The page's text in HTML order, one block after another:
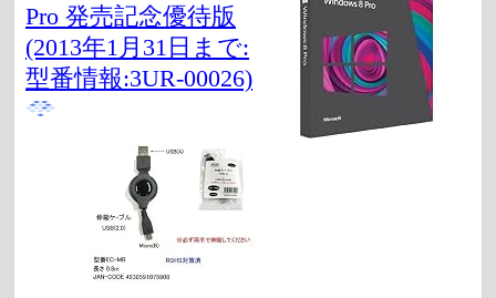
Pro 発売記念優待版
(2013年1月31日まで:
型番情報:3UR-00026)